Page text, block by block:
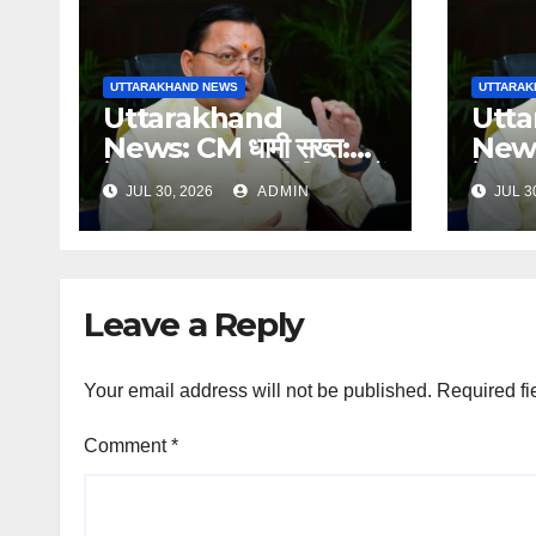
UTTARAKHAND NEWS
Uttarakhand
News: CM धामी सख्त:
हेल्पलाइन-1905 की शिकायतों
में लापरवाही पर होगी कार्रवाई,
शून्य प्रदर्शन वाले अधिकारियों
JUL 30, 2026 ADMIN
में
शून्य
JUL
Leave a Reply
Your email address will not be published. Required
Comment*